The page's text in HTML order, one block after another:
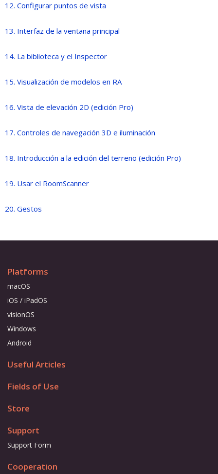
12. Configurar puntos de vista
13. Interfaz de la ventana principal
14. La biblioteca y el Inspector
15. Visualización de modelos en RA
16. Vista de elevación 2D (edición Pro)
17. Controles de navegación 3D e iluminación
18. Introducción a la edición del terreno (edición Pro)
19. Usar el RoomScanner
20. Gestos
Platforms
macOS
iOS / iPadOS
visionOS
Windows
Android
Useful Articles
Fields of Use
Store
Support
Support Form
Cooperation